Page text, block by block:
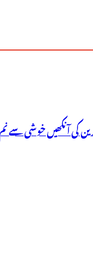
کی آنکھیں خوشی سے